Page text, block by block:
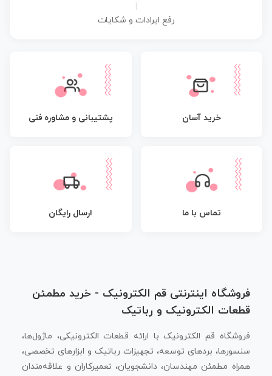
رفع ایرادات و شکایات
خرید آسان پشتیبانی و مشاوره فنی
تماس با ما ارسال رایگان
فروشگاه اینترنتی قم الکترونیک - خرید مطمئن
قطعات الکترونیک و رباتیک
فروشگاه قم الکترونیک با ارائه قطعات الکترونیکی، ماژول‌ها،
سنسورها، بردهای توسعه، تجهیزات رباتیک و ابزارهای تخصصی،
همراه مطمئن مهندسان، دانشجویان، تعمیرکاران و علاقه‌مندان